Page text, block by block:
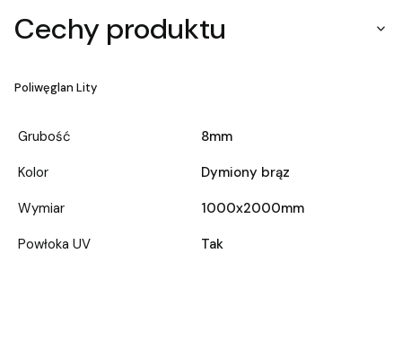
Cechy produktu
Poliwęglan Lity
Grubość
8mm
Kolor
Dymiony brąz
Wymiar
1000x2000mm
Powłoka UV
Tak